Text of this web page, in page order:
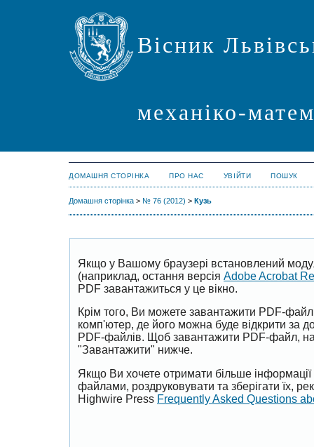
Вісник
механіко-
ДОМАШНЯ СТОРІНКА ПРО НАС УВІЙТИ ПОШУК
Домашня сторінка > № 76 (2012) > Кузь
Якщо у Вашому браузері встановлений
(наприклад, остання версія Adobe Acrobat
PDF завантажиться у це вікно.
Крім того, Ви можете завантажити PDF-
комп'ютер, де його можна буде відкрити за
PDF-файлів. Щоб завантажити PDF-файл,
"Завантажити" нижче.
Якщо Ви хочете отримати більше
файлами, роздруковувати та зберігати їх,
Highwire Press Frequently Asked Questions